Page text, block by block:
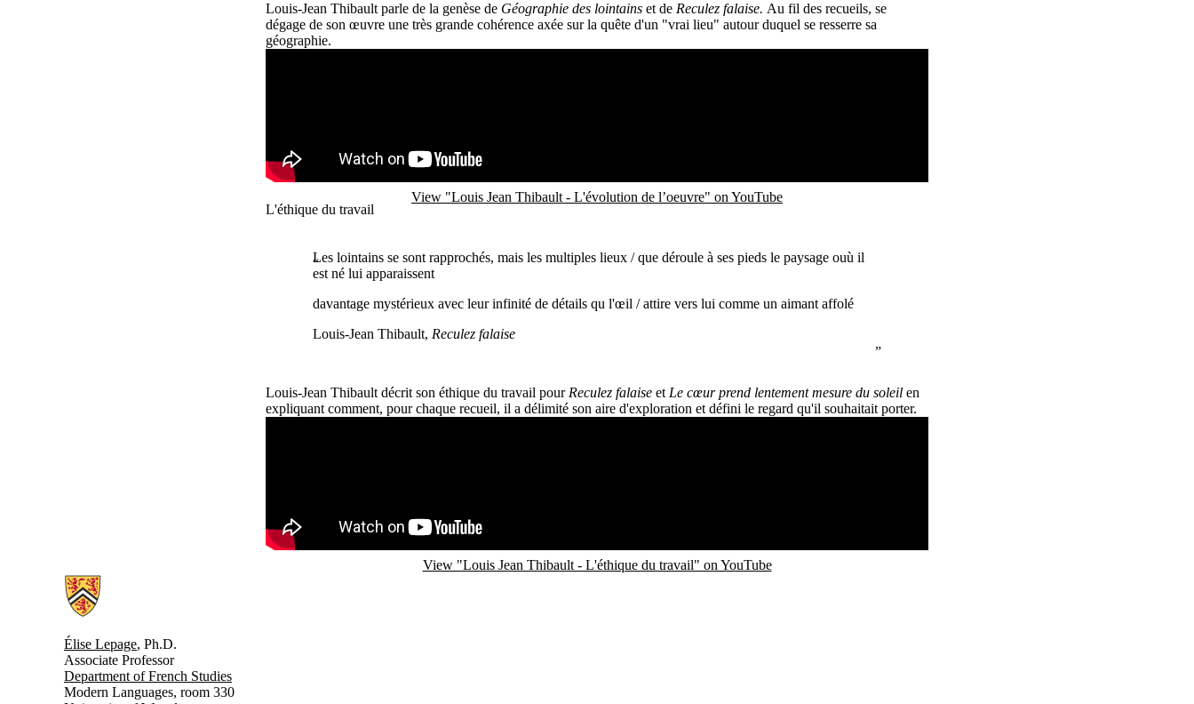
Louis-Jean Thibault parle de la genèse de Géographie des lointains et de Reculez falaise. Au fil des recueils, se
dégage de son œuvre une très grande cohérence axée sur la quête d'un "vrai lieu" autour duquel se resserre sa
géographie.
View "Louis Jean Thibault - L'évolution de l’oeuvre" on YouTube
L'éthique du travail
Les lointains se sont rapprochés, mais les multiples lieux / que déroule à ses pieds le paysage ouù il
est né lui apparaissent
davantage mystérieux avec leur infinité de détails qu l'œil / attire vers lui comme un aimant affolé
Louis-Jean Thibault, Reculez falaise
Louis-Jean Thibault décrit son éthique du travail pour Reculez falaise et Le cœur prend lentement mesure du soleil en
expliquant comment, pour chaque recueil, il a délimité son aire d'exploration et défini le regard qu'il souhaitait porter.
View "Louis Jean Thibault - L'éthique du travail" on YouTube
Information about Du pays au paysage
Élise Lepage, Ph.D.
Associate Professor
Department of French Studies
Modern Languages, room 330